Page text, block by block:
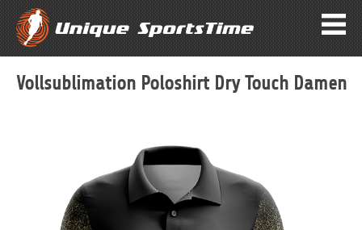
Vollsublimation Poloshirt Dry Touch Damen